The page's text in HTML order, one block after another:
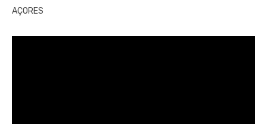
AÇORES